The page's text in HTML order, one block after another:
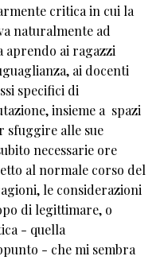
critica in cui la
naturalmente ad
aprendo ai ragazzi
ai docenti
specifici di
insieme a spazi
sfuggire alle sue
necessarie ore
al normale corso del
le considerazioni
di legittimare, o
- quella
- che mi sembra